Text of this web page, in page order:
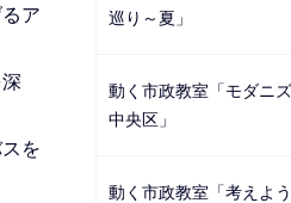
ア
を
巡り～夏」
動く市政教室「モダニ
中央区」
動く市政教室「考えよ